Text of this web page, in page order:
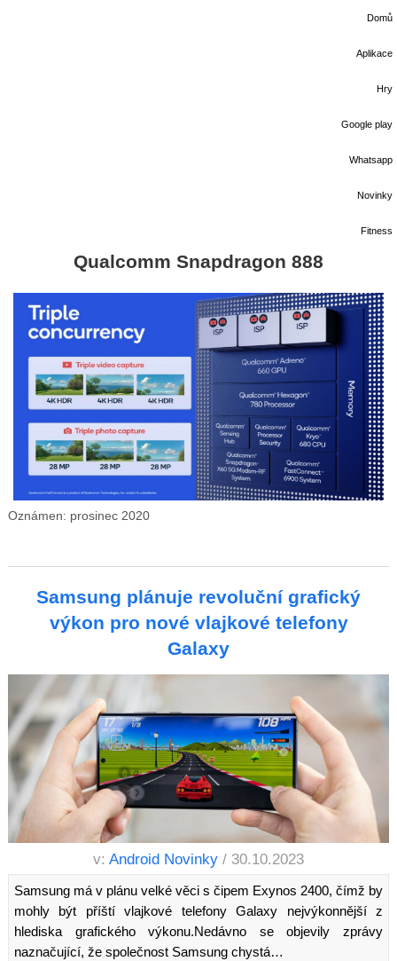
Domů
Aplikace
Hry
Google play
Whatsapp
Novinky
Fitness
Qualcomm Snapdragon 888
Oznámen: prosinec 2020
Samsung plánuje revoluční grafický
výkon pro nové vlajkové telefony
Galaxy
v: Android Novinky / 30.10.2023
Samsung má v plánu velké věci s čipem Exynos 2400, čímž by
mohly být příští vlajkové telefony Galaxy nejvýkonnější z
hlediska grafického výkonu.Nedávno se objevily zprávy
naznačující, že společnost Samsung chystá…